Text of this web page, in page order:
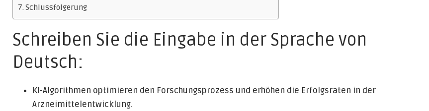
Schlussfolgerung
Schreiben Sie die Eingabe in der Sprache von
Deutsch:
KI-Algorithmen optimieren den Forschungsprozess und erhöhen die Erfolgsraten in der
Arzneimittelentwicklung.